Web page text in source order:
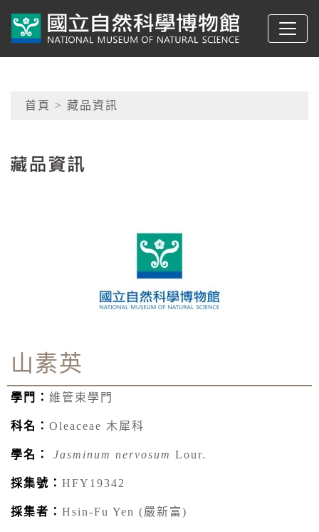
典藏網-國立自然科學
網頁導覽
首頁 > 藏品資訊
山素英
學門： 維管束學門
科名： Oleaceae 木犀科
學名： Jasminum nervosum Lour.
採集號： HFY19342
採集者： Hsin-Fu Yen (嚴新富)